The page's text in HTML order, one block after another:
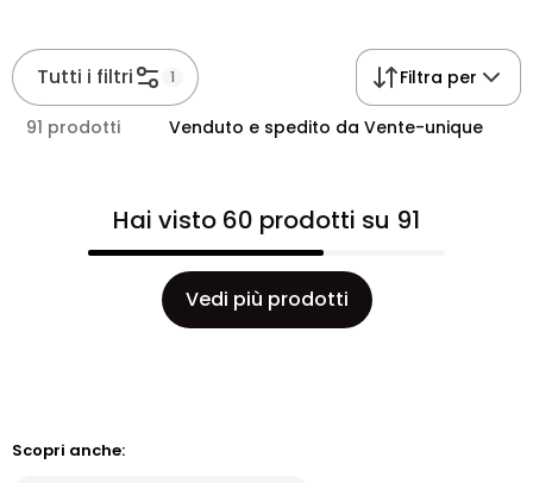
Tutti i filtri 1 Filtra per
91 prodotti Venduto e spedito da Vente-unique
Hai visto 60 prodotti su 91
Vedi più prodotti
Scopri anche: